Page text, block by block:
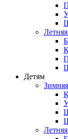
Детям